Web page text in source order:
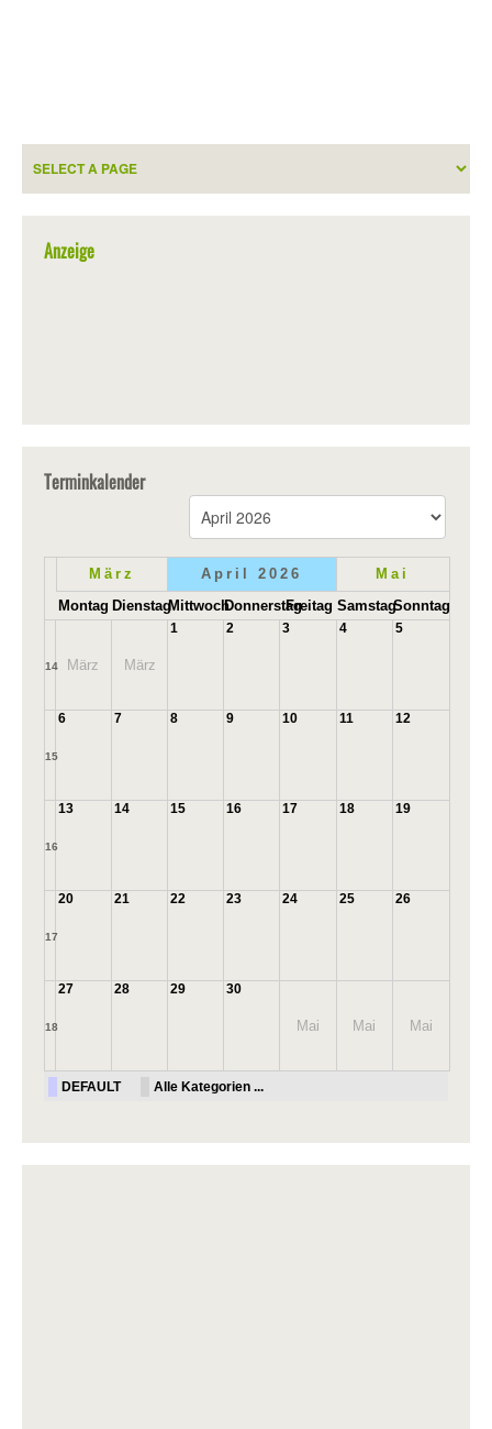
Anzeige
Terminkalender
März April 2026
Mai
Montag DienstagMittwochDonnerstagFreitag SamstagSonntag
14 März März
1 2 3 4 5
15
6 7 8 9 10 11 12
16
13 14 15 16 17 18 19
17
20 21 22 23 24 25 26
18
27 28 29 30
Mai Mai Mai
DEFAULT Alle Kategorien ...